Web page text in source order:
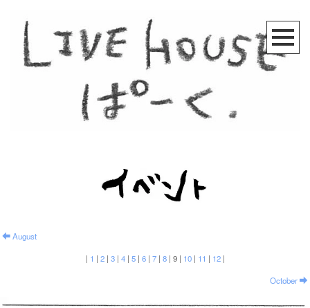
August
| 1 | 2 | 3 | 4 | 5 | 6 | 7 | 8 | 9 | 10 | 11 | 12 |
October